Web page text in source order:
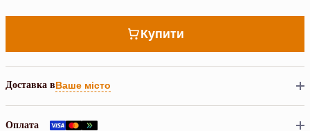
Купити
Доставка вВаше місто
Оплата